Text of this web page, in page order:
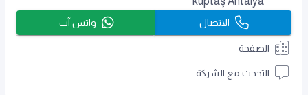
الاتصال واتس آب
الصفحة
التحدث مع الشركة